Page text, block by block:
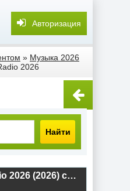
Авторизация
» Музыка 2026
2026
Найти
Лето на Love Radio 2026 (2026) скачать торрент